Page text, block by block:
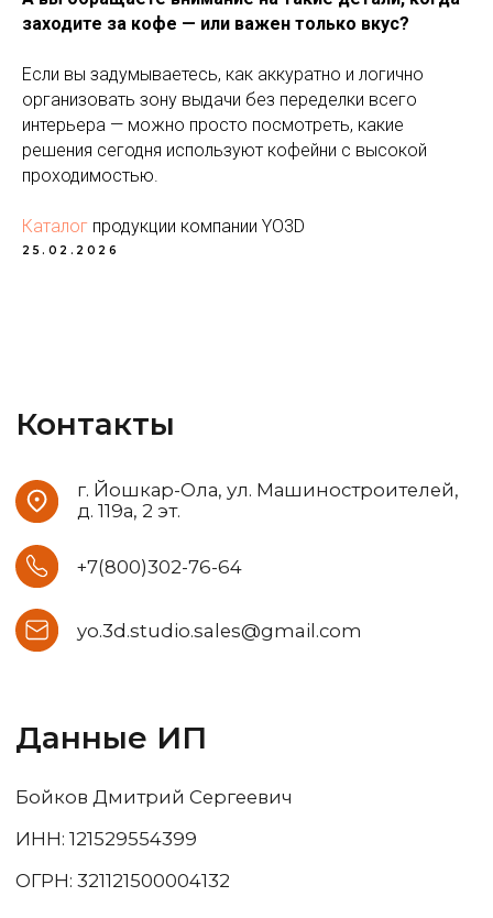
заходите за кофе — или важен только вкус?
Если вы задумываетесь, как аккуратно и логично
организовать зону выдачи без переделки всего
интерьера — можно просто посмотреть, какие
решения сегодня используют кофейни с высокой
проходимостью.
Каталог продукции компании YO3D
25.02.2026
Если у вас остались вопросы, вы
можете оставить заявку на
менеджер свяжется с вами в
течение часа и ответит на все
вопросы.
* тестовый образец предоставляется
бесплатно на временной промежуток,
Заказать звонок